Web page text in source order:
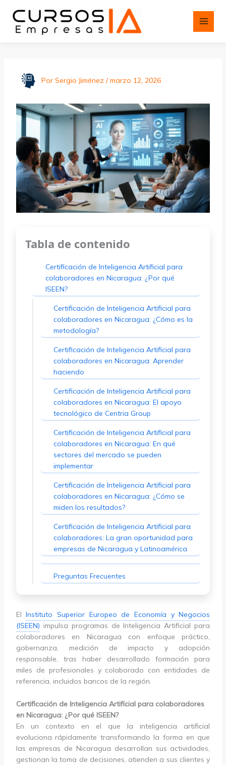
Por Sergio Jiménez /marzo 12, 2026
Tabla de contenido
Certificación de Inteligencia Artificial para
colaboradores en Nicaragua: ¿Por qué
ISEEN?
Certificación de Inteligencia Artificial para
colaboradores en Nicaragua: ¿Cómo es la
metodología?
Certificación de Inteligencia Artificial para
colaboradores en Nicaragua: Aprender
haciendo
Certificación de Inteligencia Artificial para
colaboradores en Nicaragua: El apoyo
tecnológico de Centria Group
Certificación de Inteligencia Artificial para
colaboradores en Nicaragua: En qué
sectores del mercado se pueden
implementar
Certificación de Inteligencia Artificial para
colaboradores en Nicaragua: ¿Cómo se
miden los resultados?
Certificación de Inteligencia Artificial para
colaboradores: La gran oportunidad para
empresas de Nicaragua y Latinoamérica
Preguntas Frecuentes
ElInstituto Superior Europeo de Economía y Negocios
(ISEEN) impulsa programas de Inteligencia Artificial para
colaboradores en Nicaragua con enfoque práctico,
gobernanza, medición de impacto y adopción
responsable, tras haber desarrollado formación para
miles de profesionales y colaborado con entidades de
referencia, incluidos bancos de la región.
Certificación de Inteligencia Artificial para colaboradores
en Nicaragua: ¿Por qué ISEEN?
En un contexto en el que la inteligencia artificial
evoluciona rápidamente transformando la forma en que
las empresas de Nicaragua desarrollan sus actividades,
gestionan la toma de decisiones, atienden a sus clientes y